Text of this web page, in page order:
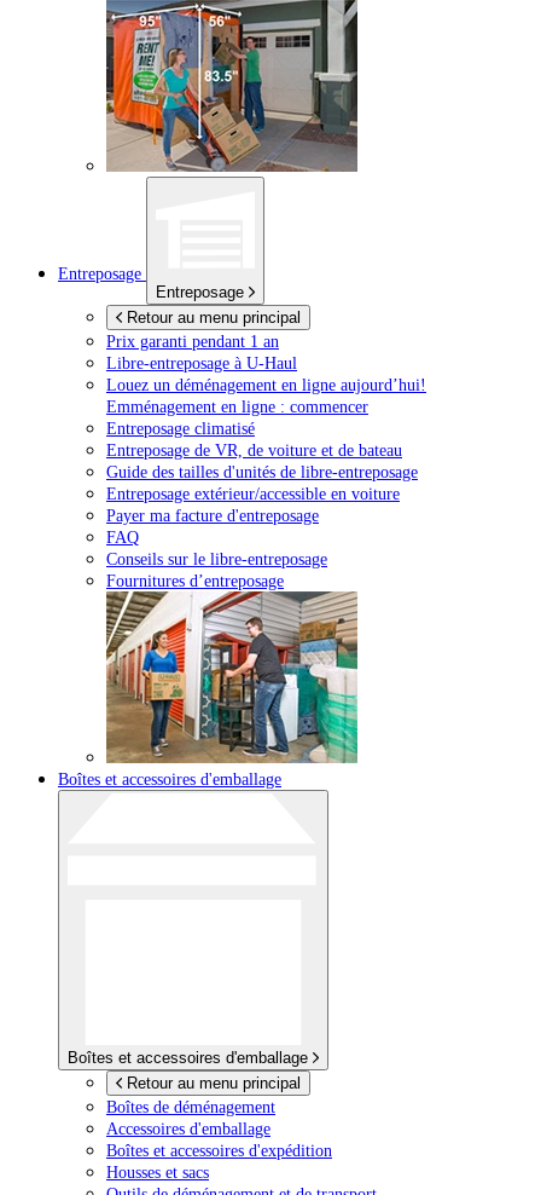
Entreposage
Entreposage
Retour au menu principal
Prix garanti pendant 1 an
Libre-entreposage à U-Haul
Louez un déménagement en ligne aujourd’hui!
Emménagement en ligne : commencer
Entreposage climatisé
Entreposage de VR, de voiture et de bateau
Guide des tailles d'unités de libre-entreposage
Entreposage extérieur/accessible en voiture
Payer ma facture d'entreposage
FAQ
Conseils sur le libre-entreposage
Fournitures d’entreposage
Boîtes et accessoires d'emballage
Boîtes et accessoires d'emballage
Retour au menu principal
Boîtes de déménagement
Accessoires d'emballage
Boîtes et accessoires d'expédition
Housses et sacs